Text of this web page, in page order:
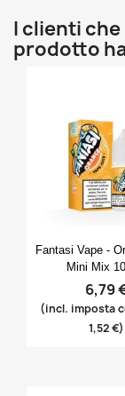
I clienti
prodotto

Fantasi Vape -
Mini Mix
6,79
(incl. imposta
1,52 €)